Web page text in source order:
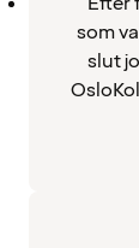
som
slut